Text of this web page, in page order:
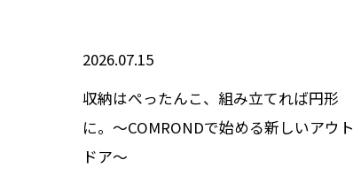
2026.07.15
収納はぺったんこ、組み立てれば円形
に。～COMRONDで始める新しいアウト
ドア～